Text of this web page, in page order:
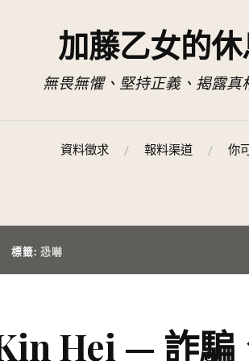
加藤乙女的
無畏無懼、堅持正義、揭露真
資料徵求 報料渠道 你
標籤: 恐嚇
Hei — 詐騙